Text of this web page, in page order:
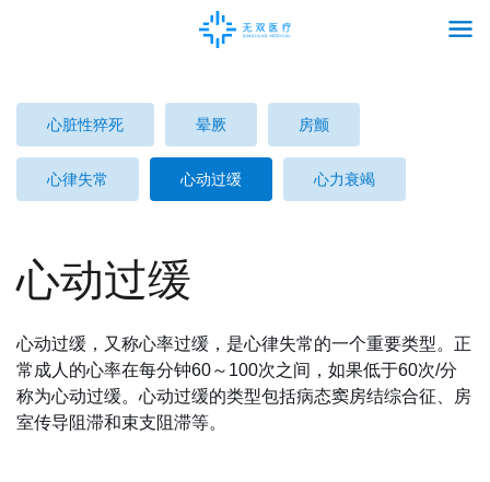
心脏性猝死 晕厥 房颤
心律失常 心动过缓 心力衰竭
心动过缓
心动过缓，又称心率过缓，是心律失常的一个重要类型。正
常成人的心率在每分钟60～100次之间，如果低于60次/分
称为心动过缓。心动过缓的类型包括病态窦房结综合征、房
室传导阻滞和束支阻滞等。